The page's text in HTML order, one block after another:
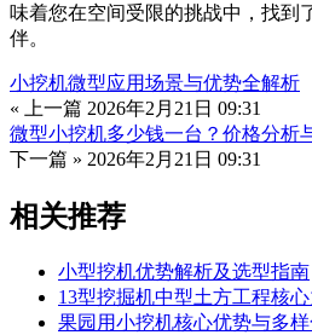
味着您在空间受限的挑战中，找到
伴。
小挖机微型应用场景与优势全解析
« 上一篇 2026年2月21日 09:31
微型小挖机多少钱一台？价格分析
下一篇 » 2026年2月21日 09:31
相关推荐
小型挖机优势解析及选型指南
13型挖掘机中型土方工程核
果园用小挖机核心优势与多